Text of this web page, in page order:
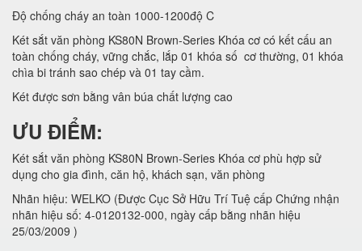
Độ chống cháy an toàn 1000-1200độ C
Két sắt văn phòng KS80N Brown-Series Khóa cơ có kết cấu an
toàn chống cháy, vững chắc, lắp 01 khóa số cơ thường, 01 khóa
chìa bi tránh sao chép và 01 tay cầm.
Két được sơn bằng vân búa chất lượng cao
ƯU ĐIỂM:
Két sắt văn phòng KS80N Brown-Series Khóa cơ phù hợp sử
dụng cho gia đình, căn hộ, khách sạn, văn phòng
Nhãn hiệu: WELKO (Được Cục Sở Hữu Trí Tuệ cấp Chứng nhận
nhãn hiệu số: 4-0120132-000, ngày cấp bằng nhãn hiệu
25/03/2009 )